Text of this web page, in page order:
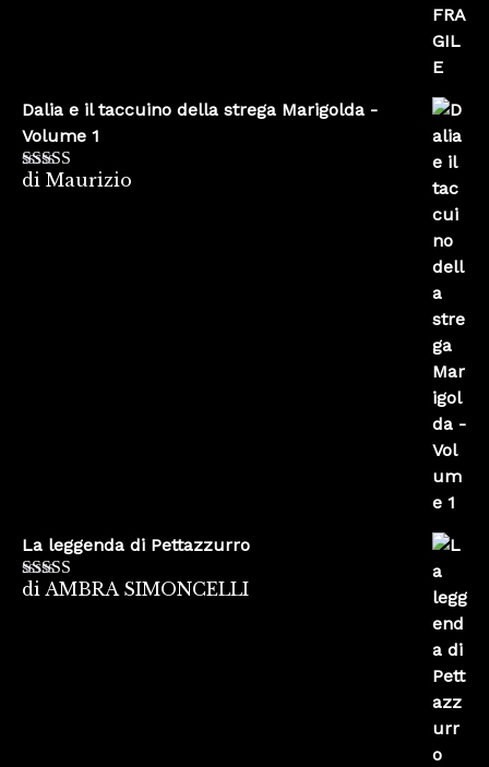
Dalia e il taccuino della strega Marigolda -
Volume 1
Valutato4
di Maurizio
La leggenda di Pettazzurro
Valutato5su
di AMBRA SIMONCELLI